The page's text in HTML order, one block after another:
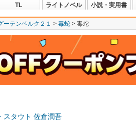
TL ライトノベル 小説・実用書
ーテンベルク２１ 毒蛇 毒蛇
スタウト 佐倉潤吾